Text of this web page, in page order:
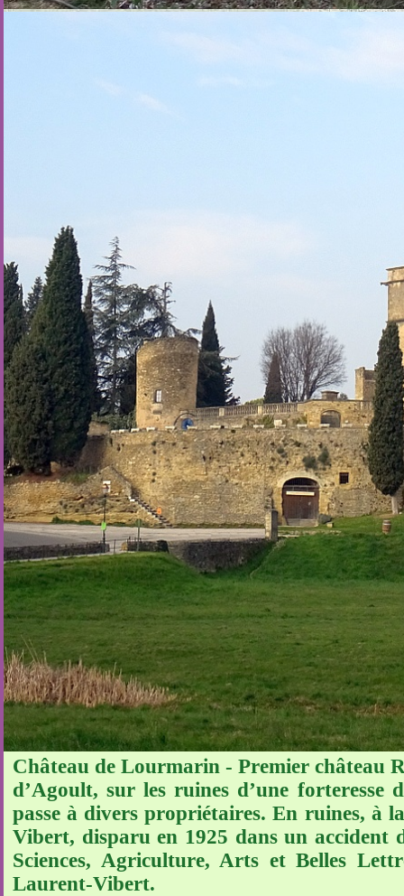
Château de Lourmarin - Premier château
d’Agoult, sur les ruines d’une
passe à divers propriétaires. En ruines, à
Vibert, disparu en 1925 dans un accident
Sciences, Agriculture, Arts et Belles
Laurent-Vibert.